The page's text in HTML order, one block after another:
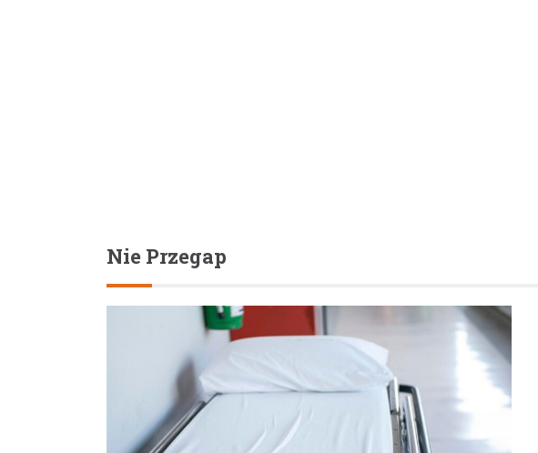
Nie Przegap